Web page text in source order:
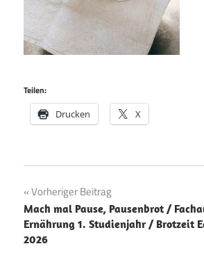
Teilen:
Drucken X
Beitragsnavigation
Vorheriger Beitrag
Mach mal Pause, Pausenbrot /
Ernährung 1. Studienjahr / Brotzeit
2026